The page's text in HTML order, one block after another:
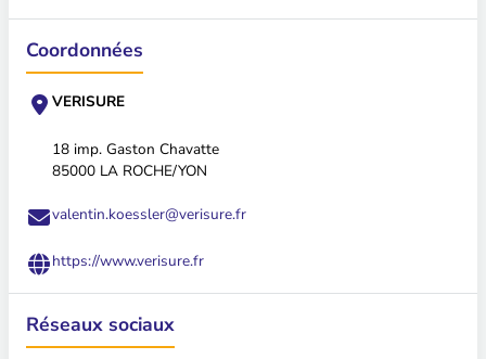
Coordonnées
VERISURE
18 imp. Gaston Chavatte
85000 LA ROCHE/YON
valentin.koessler@verisure.fr
https://www.verisure.fr
Réseaux sociaux